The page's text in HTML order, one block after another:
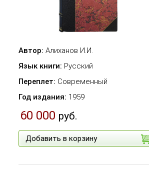
Автор: Алиханов И.И.
Язык книги: Русский
Переплет: Современный
Год издания: 1959
60 000 руб.
Добавить в корзину